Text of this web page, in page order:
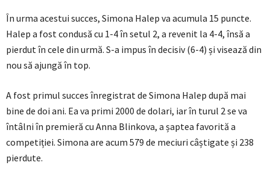
În urma acestui succes, Simona Halep va acumula 15 puncte.
Halep a fost condusă cu 1-4 în setul 2, a revenit la 4-4, însă a
pierdut în cele din urmă. S-a impus în decisiv (6-4) și visează din
nou să ajungă în top.
A fost primul succes înregistrat de Simona Halep după mai
bine de doi ani. Ea va primi 2000 de dolari, iar în turul 2 se va
întâlni în premieră cu Anna Blinkova, a șaptea favorită a
competiției. Simona are acum 579 de meciuri câștigate și 238
pierdute.